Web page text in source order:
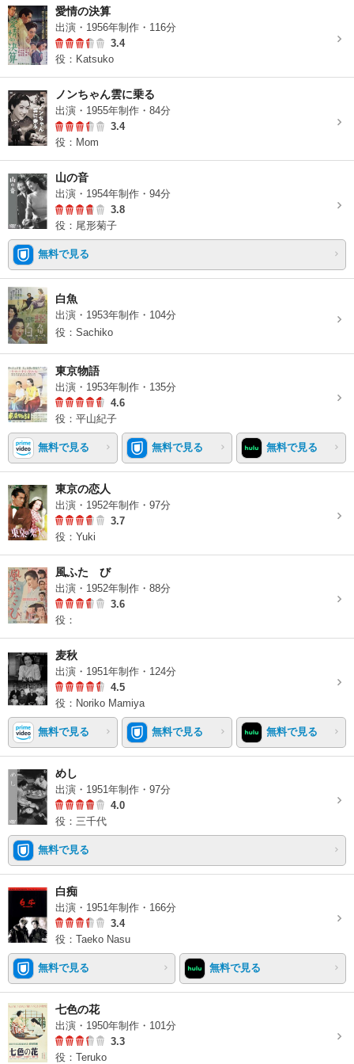
愛情の決算
出演・1956年制作・116分
3.4
役：Katsuko
ノンちゃん雲に乗る
出演・1955年制作・84分
3.4
役：Mom
山の音
出演・1954年制作・94分
3.8
役：尾形菊子
無料で見る
白魚
出演・1953年制作・104分
役：Sachiko
東京物語
出演・1953年制作・135分
4.6
役：平山紀子
無料で見る 無料で見る 無料で見る
東京の恋人
出演・1952年制作・97分
3.7
役：Yuki
風ふたゝび
出演・1952年制作・88分
3.6
役：
麦秋
出演・1951年制作・124分
4.5
役：Noriko Mamiya
無料で見る 無料で見る 無料で見る
めし
出演・1951年制作・97分
4.0
役：三千代
無料で見る
白痴
出演・1951年制作・166分
3.4
役：Taeko Nasu
無料で見る 無料で見る
七色の花
出演・1950年制作・101分
3.3
役：Teruko